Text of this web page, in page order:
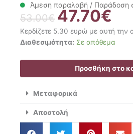
Άμεση παραλαβή / Παράδοση
53.00€ Original
price
was:
53.00€.
47.70€
τιμή
είναι:
Κερδίζετε 5.30 ευρώ με αυτή την
Διαθεσιμότητα: Σε απόθεμα
Kentia
Size
Λάστιχο
180x200+35
Προσθήκη στο
Μεταφορικά
Αποστολή